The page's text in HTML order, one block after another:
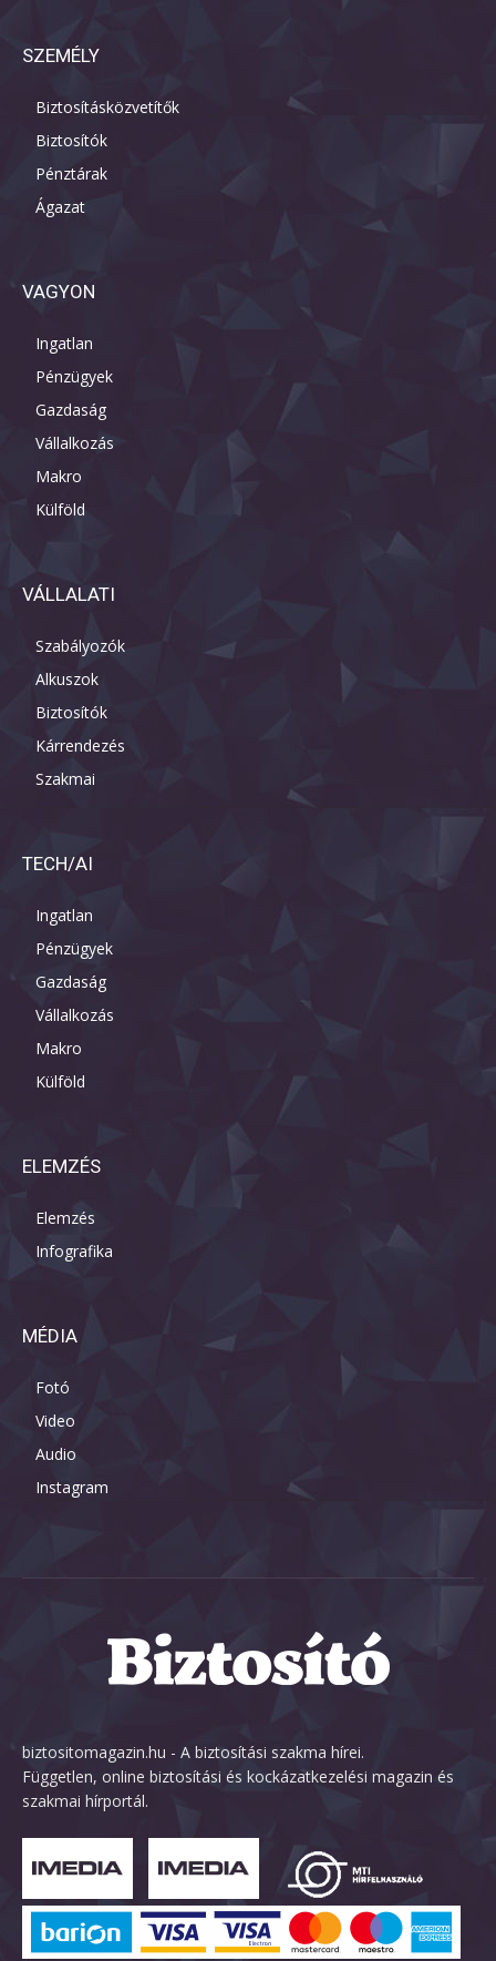
SZEMÉLY
Biztosításközvetítők
Biztosítók
Pénztárak
Ágazat
VAGYON
Ingatlan
Pénzügyek
Gazdaság
Vállalkozás
Makro
Külföld
VÁLLALATI
Szabályozók
Alkuszok
Biztosítók
Kárrendezés
Szakmai
TECH/AI
Ingatlan
Pénzügyek
Gazdaság
Vállalkozás
Makro
Külföld
ELEMZÉS
Elemzés
Infografika
MÉDIA
Fotó
Video
Audio
Instagram
biztositomagazin.hu - A biztosítási szakma hírei.
Független, online biztosítási és kockázatkezelési magazin és
szakmai hírportál.